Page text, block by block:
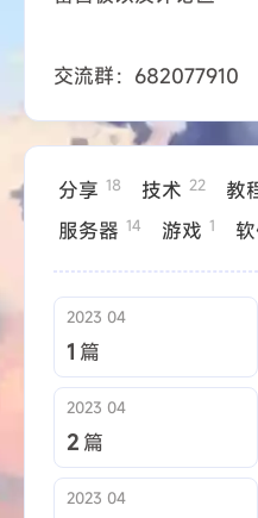
交流群：682077910
分享 18 技术 22 教
服务器 14 游戏 1
2023 04
1 篇
2023 04
2 篇
2023 04